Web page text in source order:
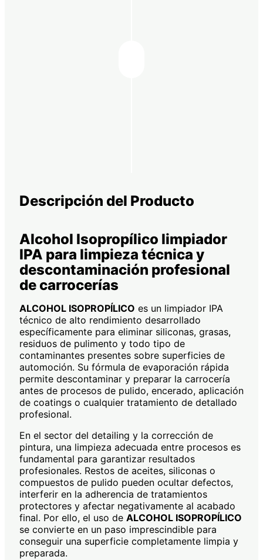
Descripción del Producto
Alcohol Isopropílico limpiador
IPA para limpieza técnica y
descontaminación profesional
de carrocerías
ALCOHOL ISOPROPÍLICO es un limpiador IPA
técnico de alto rendimiento desarrollado
específicamente para eliminar siliconas, grasas,
residuos de pulimento y todo tipo de
contaminantes presentes sobre superficies de
automoción. Su fórmula de evaporación rápida
permite descontaminar y preparar la carrocería
antes de procesos de pulido, encerado, aplicación
de coatings o cualquier tratamiento de detallado
profesional.
En el sector del detailing y la corrección de
pintura, una limpieza adecuada entre procesos es
fundamental para garantizar resultados
profesionales. Restos de aceites, siliconas o
compuestos de pulido pueden ocultar defectos,
interferir en la adherencia de tratamientos
protectores y afectar negativamente al acabado
final. Por ello, el uso de ALCOHOL ISOPROPÍLICO
se convierte en un paso imprescindible para
conseguir una superficie completamente limpia y
preparada.